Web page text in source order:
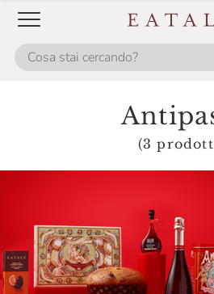
(3
Soena
Terre Del Castelmagno
Testa Conserve
Trote Astro